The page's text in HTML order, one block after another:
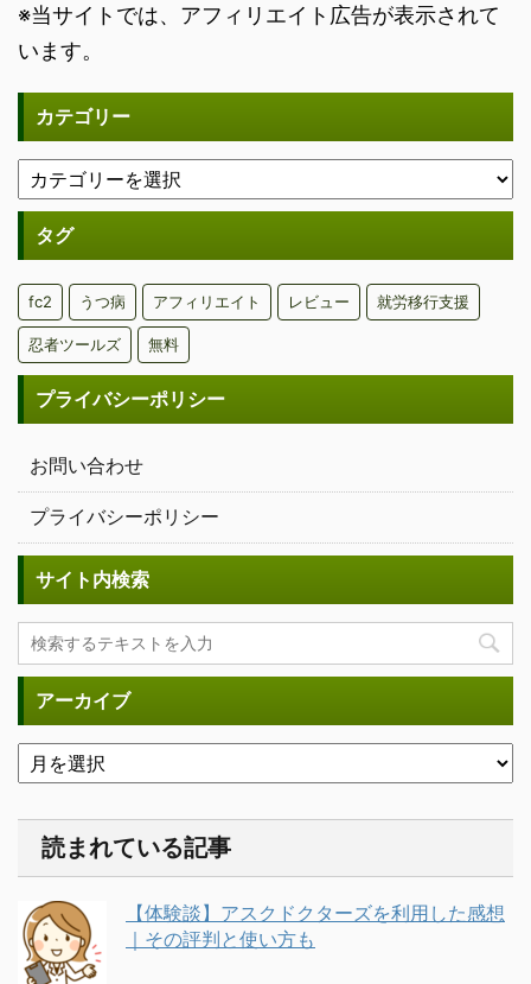
※当サイトでは、アフィリエイト広告が表示されて
います。
カテゴリー
タグ
fc2 うつ病 アフィリエイト レビュー 就労移行支援
忍者ツールズ 無料
プライバシーポリシー
お問い合わせ
プライバシーポリシー
サイト内検索
アーカイブ
読まれている記事
【体験談】アスクドクターズを利用した感想
｜その評判と使い方も